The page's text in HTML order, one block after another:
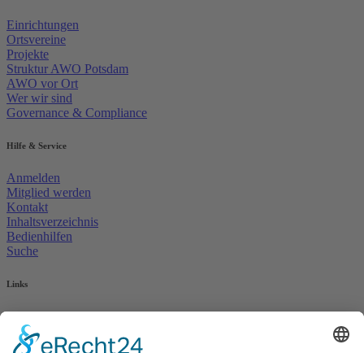
Einrichtungen
Ortsvereine
Projekte
Struktur AWO Potsdam
AWO vor Ort
Wer wir sind
Governance & Compliance
Hilfe & Service
Anmelden
Mitglied werden
Kontakt
Inhaltsverzeichnis
Bedienhilfen
Suche
Links
AWO Jobportal
AWO Ehrenamt Portal
AWO Schulgesundheitsfachkräfte